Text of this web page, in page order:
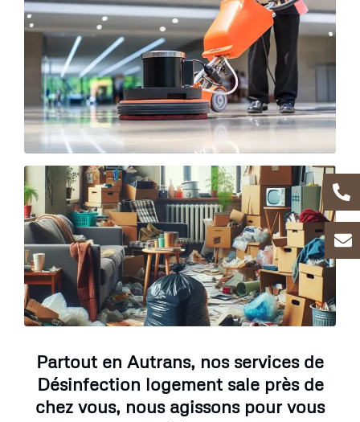
Partout en Autrans, nos services de
Désinfection logement sale près de
chez vous, nous agissons pour vous